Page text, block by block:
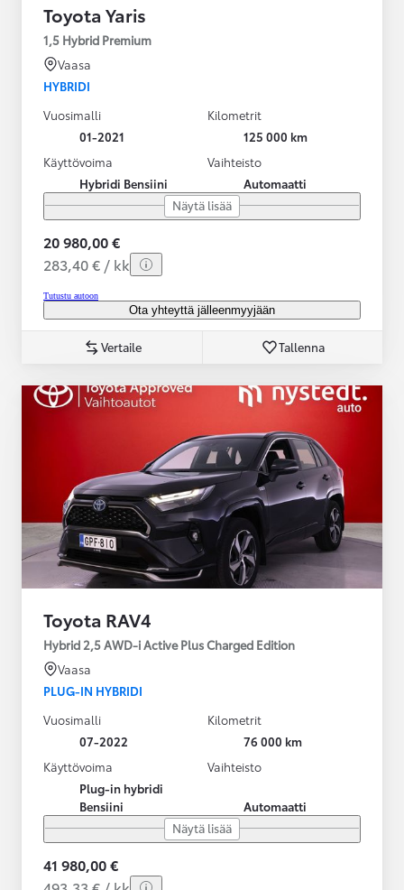
Toyota Yaris
1,5 Hybrid Premium
Vaasa
HYBRIDI
Vuosimalli
01-2021
Kilometrit
125 000 km
Käyttövoima
Hybridi Bensiini
Vaihteisto
Automaatti
Näytä lisää
20 980,00 €
283,40 € / kk
Tutustu autoon
Ota yhteyttä jälleenmyyjään
Vertaile Tallenna
Toyota RAV4
Hybrid 2,5 AWD-i Active Plus Charged Edition
Vaasa
PLUG-IN HYBRIDI
Vuosimalli
07-2022
Kilometrit
76 000 km
Käyttövoima
Plug-in hybridi
Bensiini
Vaihteisto
Automaatti
Näytä lisää
41 980,00 €